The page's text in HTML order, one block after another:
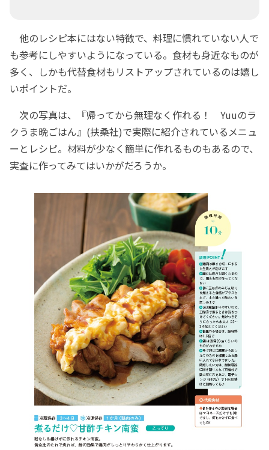
他のレシピ本にはない特徴で、料理に慣れていない人で
も参考にしやすいようになっている。食材も身近なものが
多く、しかも代替食材もリストアップされているのは嬉し
いポイントだ。
次の写真は、『帰ってから無理なく作れる！ Yuuのラ
クうま晩ごはん』(扶桑社)で実際に紹介されているメニュ
ーとレシピ。材料が少なく簡単に作れるものもあるので、
実査に作ってみてはいかがだろうか。